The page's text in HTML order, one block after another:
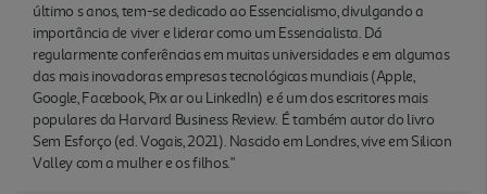
último s anos, tem-se dedicado ao Essencialismo, divulgando a
importância de viver e liderar como um Essencialista. Dá
regularmente conferências em muitas universidades e em algumas
das mais inovadoras empresas tecnológicas mundiais (Apple,
Google, Facebook, Pix ar ou LinkedIn) e é um dos escritores mais
populares da Harvard Business Review. É também autor do livro
Sem Esforço (ed. Vogais, 2021). Nascido em Londres, vive em Silicon
Valley com a mulher e os filhos."